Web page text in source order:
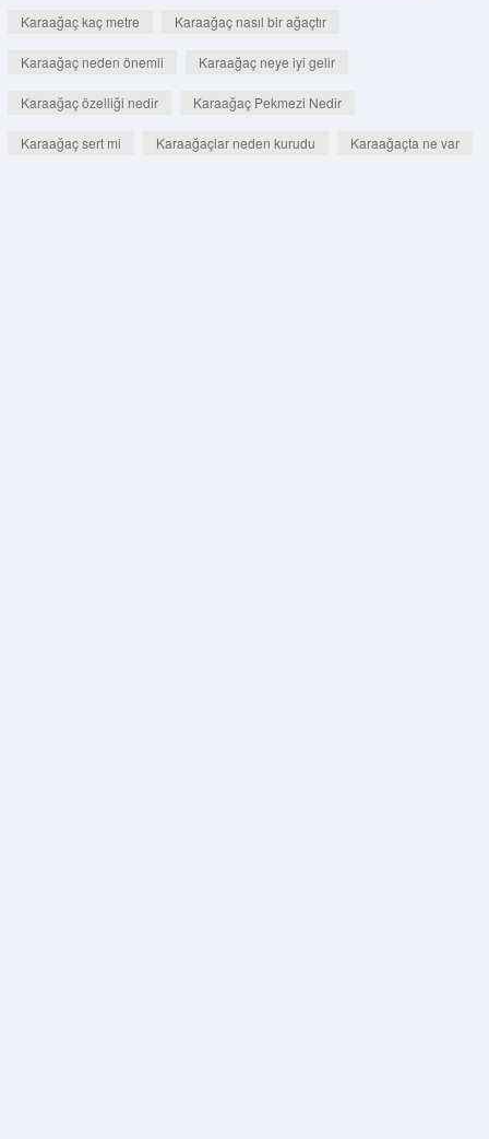
Karaağaç kaç metre Karaağaç nasıl bir ağaçtır
Karaağaç neden önemli Karaağaç neye iyi gelir
Karaağaç özelliği nedir Karaağaç Pekmezi Nedir
Karaağaç sert mi Karaağaçlar neden kurudu Karaağaçta ne var